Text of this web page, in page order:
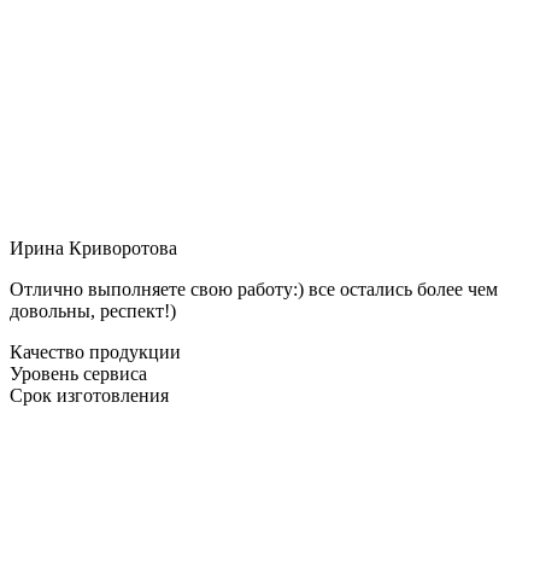
Ирина Криворотова
Отлично выполняете свою работу:) все остались более чем
довольны, респект!)
Качество продукции
Уровень сервиса
Срок изготовления